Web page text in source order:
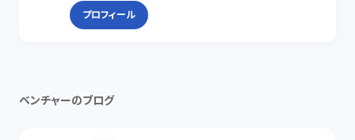
プロフィール
ベンチャーのブログ